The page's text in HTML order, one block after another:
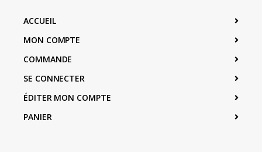
ACCUEIL
MON COMPTE
COMMANDE
SE CONNECTER
ÉDITER MON COMPTE
PANIER